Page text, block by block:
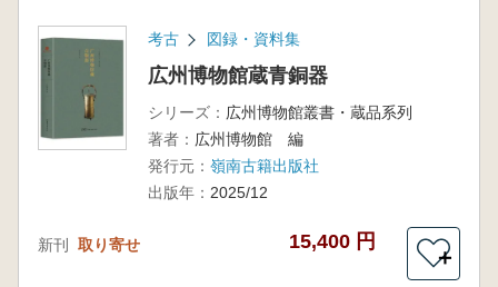
考古 図録・資料集
広州博物館蔵青銅器
シリーズ： 広州博物館叢書・蔵品系列
著者： 広州博物館 編
発行元： 嶺南古籍出版社
出版年： 2025/12
新刊 取り寄せ 15,400 円
＋